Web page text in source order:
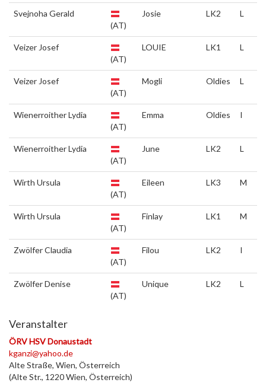
Svejnoha Gerald
(AT)
Josie LK2 L
Veizer Josef
(AT)
LOUIE LK1 L
Veizer Josef
(AT)
Mogli Oldies L
Wienerroither Lydia
(AT)
Emma Oldies I
Wienerroither Lydia
(AT)
June LK2 L
Wirth Ursula
(AT)
Eileen LK3 M
Wirth Ursula
(AT)
Finlay LK1 M
Zwölfer Claudia
(AT)
Filou LK2 I
Zwölfer Denise
(AT)
Unique LK2 L
Veranstalter
ÖRV HSV Donaustadt
kganzi@yahoo.de
Alte Straße, Wien, Österreich
(Alte Str., 1220 Wien, Österreich)